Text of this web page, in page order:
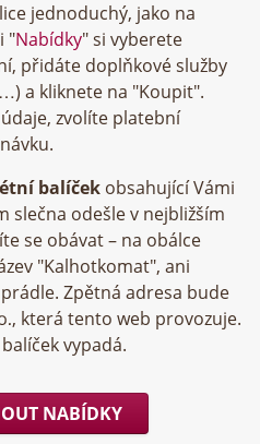
jednoduchý, jako na
"Nabídky" si vyberete
přidáte doplňkové služby
a kliknete na "Koupit".
zvolíte platební
balíček obsahující Vámi
slečna odešle v nejbližším
se obávat – na obálce
"Kalhotkomat", ani
Zpětná adresa bude
, která tento web provozuje.
vypadá.
NABÍDKY